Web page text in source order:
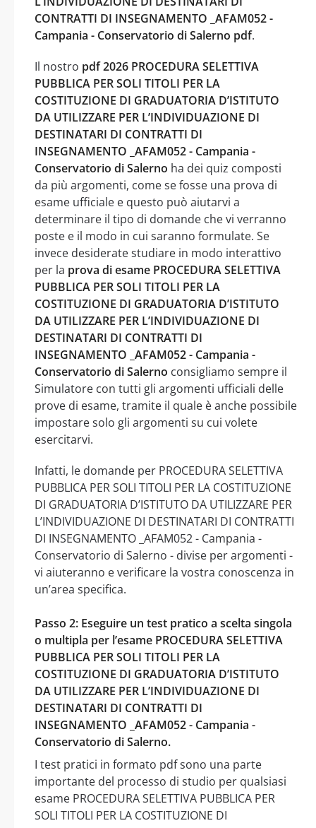
CONTRATTI DI INSEGNAMENTO _AFAM052 -
Campania - Conservatorio di Salerno pdf.
Il nostro pdf 2026 PROCEDURA SELETTIVA
PUBBLICA PER SOLI TITOLI PER LA
COSTITUZIONE DI GRADUATORIA D’ISTITUTO
DA UTILIZZARE PER L’INDIVIDUAZIONE DI
DESTINATARI DI CONTRATTI DI
INSEGNAMENTO _AFAM052 - Campania -
Conservatorio di Salerno ha dei quiz composti
da più argomenti, come se fosse una prova di
esame ufficiale e questo può aiutarvi a
determinare il tipo di domande che vi verranno
poste e il modo in cui saranno formulate. Se
invece desiderate studiare in modo interattivo
per la prova di esame PROCEDURA SELETTIVA
PUBBLICA PER SOLI TITOLI PER LA
COSTITUZIONE DI GRADUATORIA D’ISTITUTO
DA UTILIZZARE PER L’INDIVIDUAZIONE DI
DESTINATARI DI CONTRATTI DI
INSEGNAMENTO _AFAM052 - Campania -
Conservatorio di Salerno consigliamo sempre il
Simulatore con tutti gli argomenti ufficiali delle
prove di esame, tramite il quale è anche possibile
impostare solo gli argomenti su cui volete
esercitarvi.
Infatti, le domande per PROCEDURA SELETTIVA
PUBBLICA PER SOLI TITOLI PER LA COSTITUZIONE
DI GRADUATORIA D’ISTITUTO DA UTILIZZARE PER
L’INDIVIDUAZIONE DI DESTINATARI DI CONTRATTI
DI INSEGNAMENTO _AFAM052 - Campania -
Conservatorio di Salerno - divise per argomenti -
vi aiuteranno e verificare la vostra conoscenza in
un’area specifica.
Passo 2: Eseguire un test pratico a scelta singola
o multipla per l’esame PROCEDURA SELETTIVA
PUBBLICA PER SOLI TITOLI PER LA
COSTITUZIONE DI GRADUATORIA D’ISTITUTO
DA UTILIZZARE PER L’INDIVIDUAZIONE DI
DESTINATARI DI CONTRATTI DI
INSEGNAMENTO _AFAM052 - Campania -
Conservatorio di Salerno.
I test pratici in formato pdf sono una parte
importante del processo di studio per qualsiasi
esame PROCEDURA SELETTIVA PUBBLICA PER
SOLI TITOLI PER LA COSTITUZIONE DI